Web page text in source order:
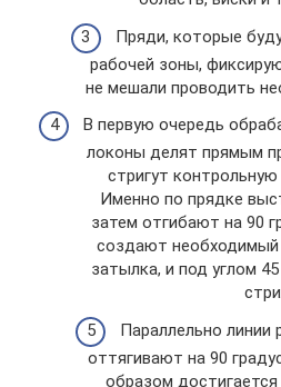
Пряди, которые
рабочей зоны,
не мешали проводить
В первую очередь
локоны делят прямым
стригут
Именно по прядке
затем отгибают на 90
создают необходимый
затылка, и под углом
Параллельно
оттягивают на 90
образом